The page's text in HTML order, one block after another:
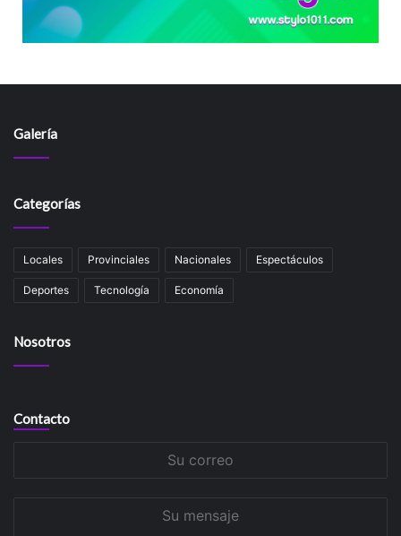
Galería
Categorías
Locales Provinciales Nacionales Espectáculos
Deportes Tecnología Economía
Nosotros
Contacto